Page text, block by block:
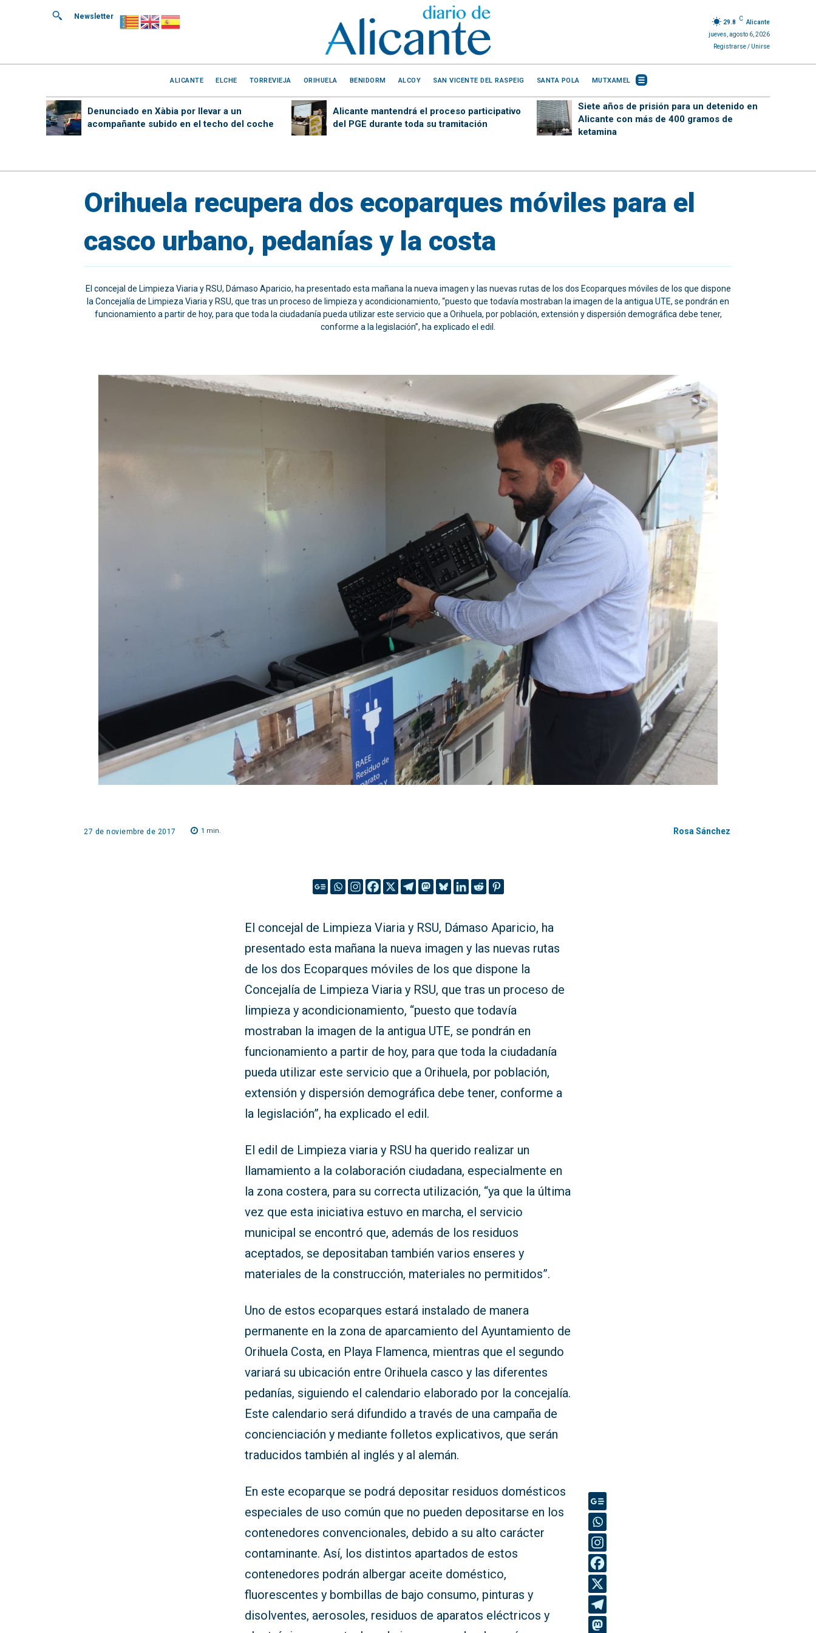
Newsletter
29.8
C
Alicante
jueves, agosto 6, 2026
Registrarse / Unirse
ALICANTE ELCHE TORREVIEJA ORIHUELA BENIDORM ALCOY SAN VICENTE DEL RASPEIG SANTA POLA MUTXAMEL
Denunciado en Xàbia por llevar a un
acompañante subido en el techo del coche
Alicante mantendrá el proceso participativo
del PGE durante toda su tramitación
Siete años de prisión para un detenido en
Alicante con más de 400 gramos de
ketamina
Orihuela recupera dos ecoparques móviles para el
casco urbano, pedanías y la costa
El concejal de Limpieza Viaria y RSU, Dámaso Aparicio, ha presentado esta mañana la nueva imagen y las nuevas rutas de los dos Ecoparques móviles de los que dispone
la Concejalía de Limpieza Viaria y RSU, que tras un proceso de limpieza y acondicionamiento, “puesto que todavía mostraban la imagen de la antigua UTE, se pondrán en
funcionamiento a partir de hoy, para que toda la ciudadanía pueda utilizar este servicio que a Orihuela, por población, extensión y dispersión demográfica debe tener,
conforme a la legislación”, ha explicado el edil.
27 de noviembre de 2017 1 min. Rosa Sánchez
El concejal de Limpieza Viaria y RSU, Dámaso Aparicio, ha
presentado esta mañana la nueva imagen y las nuevas rutas
de los dos Ecoparques móviles de los que dispone la
Concejalía de Limpieza Viaria y RSU, que tras un proceso de
limpieza y acondicionamiento, “puesto que todavía
mostraban la imagen de la antigua UTE, se pondrán en
funcionamiento a partir de hoy, para que toda la ciudadanía
pueda utilizar este servicio que a Orihuela, por población,
extensión y dispersión demográfica debe tener, conforme a
la legislación”, ha explicado el edil.
El edil de Limpieza viaria y RSU ha querido realizar un
llamamiento a la colaboración ciudadana, especialmente en
la zona costera, para su correcta utilización, “ya que la última
vez que esta iniciativa estuvo en marcha, el servicio
municipal se encontró que, además de los residuos
aceptados, se depositaban también varios enseres y
materiales de la construcción, materiales no permitidos”.
Uno de estos ecoparques estará instalado de manera
permanente en la zona de aparcamiento del Ayuntamiento de
Orihuela Costa, en Playa Flamenca, mientras que el segundo
variará su ubicación entre Orihuela casco y las diferentes
pedanías, siguiendo el calendario elaborado por la concejalía.
Este calendario será difundido a través de una campaña de
concienciación y mediante folletos explicativos, que serán
traducidos también al inglés y al alemán.
En este ecoparque se podrá depositar residuos domésticos
especiales de uso común que no pueden depositarse en los
contenedores convencionales, debido a su alto carácter
contaminante. Así, los distintos apartados de estos
contenedores podrán albergar aceite doméstico,
fluorescentes y bombillas de bajo consumo, pinturas y
disolventes, aerosoles, residuos de aparatos eléctricos y